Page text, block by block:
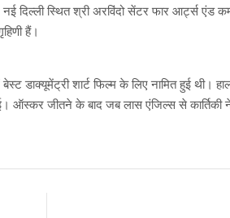
दिल्ली स्थित श्री अरविंदो सेंटर फार आर्ट्स एंड
हैं।
डाक्यूमेंट्री शार्ट फिल्म के लिए नामित हुई थी।
ऑस्कर जीतने के बाद जब लास एंजिल्स से कार्तिकी